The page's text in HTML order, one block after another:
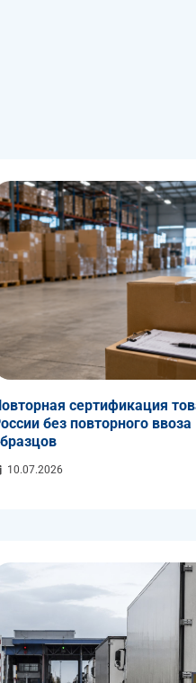
сертификация
без повторного ввоза
10.07.2026